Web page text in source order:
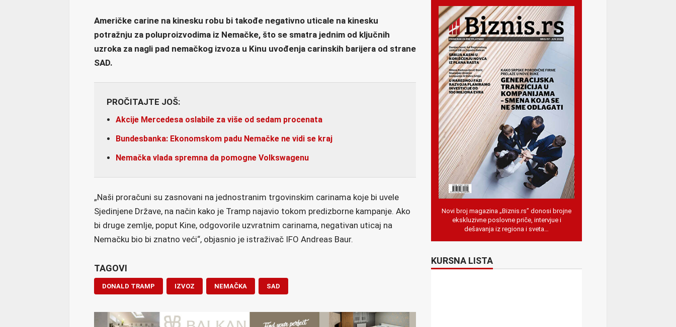
Američke carine na kinesku robu bi takođe negativno uticale na kinesku
potražnju za poluproizvodima iz Nemačke, što se smatra jednim od ključnih
uzroka za nagli pad nemačkog izvoza u Kinu uvođenja carinskih barijera od strane
SAD.
PROČITAJTE JOŠ:
Akcije Mercedesa oslabile za više od sedam procenata
Bundesbanka: Ekonomskom padu Nemačke ne vidi se kraj
Nemačka vlada spremna da pomogne Volkswagenu
„Naši proračuni su zasnovani na jednostranim trgovinskim carinama koje bi uvele
Sjedinjene Države, na način kako je Tramp najavio tokom predizborne kampanje. Ako
bi druge zemlje, poput Kine, odgovorile uzvratnim carinama, negativan uticaj na
Nemačku bio bi znatno veći“, objasnio je istraživač IFO Andreas Baur.
TAGOVI
DONALD TRAMP IZVOZ NEMAČKA SAD
Novi broj magazina „Biznis.rs” donosi brojne
ekskluzivne poslovne priče, intervjue i
dešavanja iz regiona i sveta…
KURSNA LISTA